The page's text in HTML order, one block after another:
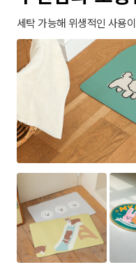
세탁 가능해 위생적인 사용